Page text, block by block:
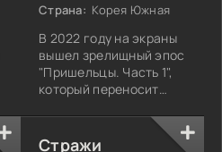
Страна: Корея Южная
В 2022 году на экраны
вышел зрелищный эпос
"Пришельцы. Часть 1",
который переносит
время не имеет
границ, а люди и
Стражи